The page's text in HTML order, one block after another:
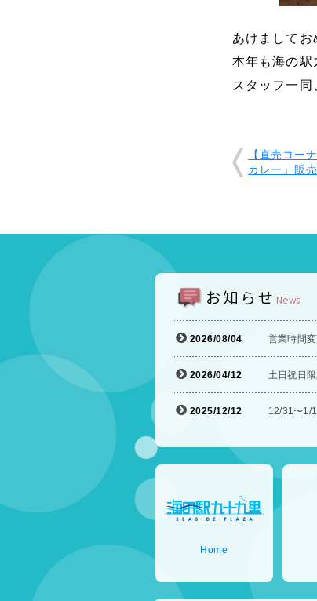
あけましてお
本年も海の駅
スタッフ一
【直売コー
カレー」販売
お知らせ News
2026/08/04 営業時間
2026/04/12 土日祝日
2025/12/12 12/31〜1/
Home